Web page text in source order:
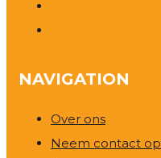
NAVIGATION
Over ons
Neem contact op